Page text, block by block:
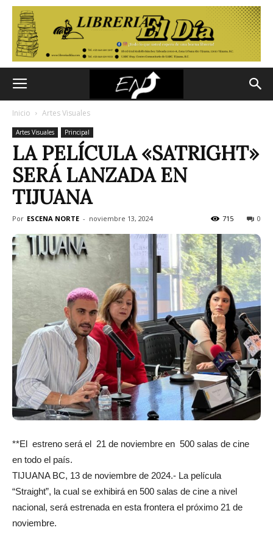
Inicio Artes Visuales
Artes Visuales Principal
LA PELÍCULA «SATRIGHT»
SERÁ LANZADA EN
TIJUANA
Por ESCENA NORTE - noviembre 13, 2024 0
715
**El estreno será el 21 de noviembre en 500 salas de cine
en todo el país.
TIJUANA BC, 13 de noviembre de 2024.- La película
“Straight”, la cual se exhibirá en 500 salas de cine a nivel
nacional, será estrenada en esta frontera el próximo 21 de
noviembre.